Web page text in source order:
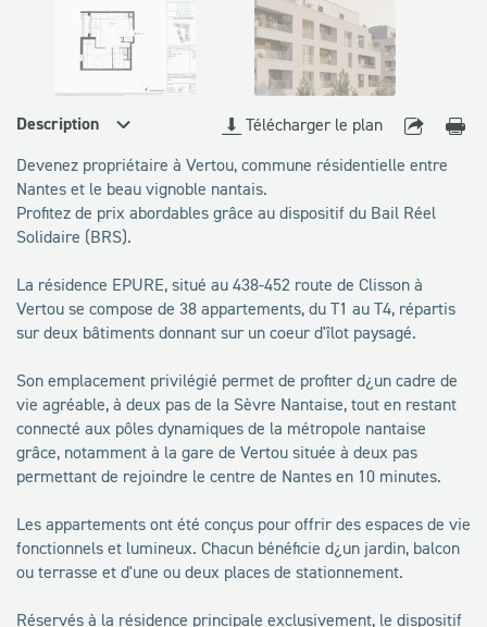
Télécharger le plan
Description
Devenez propriétaire à Vertou, commune résidentielle entre
Nantes et le beau vignoble nantais.
Profitez de prix abordables grâce au dispositif du Bail Réel
Solidaire (BRS).
La résidence EPURE, situé au 438-452 route de Clisson à
Vertou se compose de 38 appartements, du T1 au T4, répartis
sur deux bâtiments donnant sur un coeur d'îlot paysagé.
Son emplacement privilégié permet de profiter d¿un cadre de
vie agréable, à deux pas de la Sèvre Nantaise, tout en restant
connecté aux pôles dynamiques de la métropole nantaise
grâce, notamment à la gare de Vertou située à deux pas
permettant de rejoindre le centre de Nantes en 10 minutes.
Les appartements ont été conçus pour offrir des espaces de vie
fonctionnels et lumineux. Chacun bénéficie d¿un jardin, balcon
ou terrasse et d'une ou deux places de stationnement.
Réservés à la résidence principale exclusivement, le dispositif